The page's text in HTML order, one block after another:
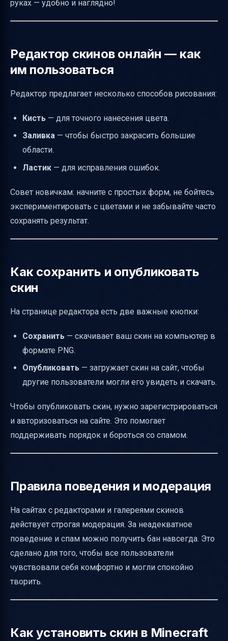
руках — удобно и наглядно!
Редактор скинов онлайн — как
им пользоваться
Редактор предлагает несколько способов рисования:
Кисть — для точного нанесения цвета.
Заливка — чтобы быстро закрасить большие
области.
Ластик — для исправления ошибок.
Совет новичкам: начните с простых форм, не бойтесь
экспериментировать с цветами и не забывайте часто
сохранять результат.
Как сохранить и опубликовать
скин
На странице редактора есть две важные кнопки:
Сохранить — скачивает ваш скин на компьютер в
формате PNG.
Опубликовать — загружает скин на сайт, чтобы
другие пользователи могли его увидеть и скачать.
Чтобы опубликовать скин, нужно зарегистрироваться
и авторизоваться на сайте. Это помогает
поддерживать порядок и бороться со спамом.
Правила поведения и модерация
На сайтах с редакторами и галереями скинов
действует строгая модерация. За неадекватное
поведение и спам можно получить бан навсегда. Это
сделано для того, чтобы все пользователи
чувствовали себя комфортно и могли спокойно
творить.
Как установить скин в Minecraft